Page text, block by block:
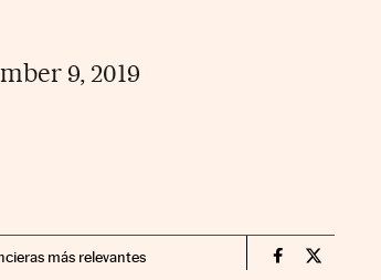
9, 2019
más relevantes Companias